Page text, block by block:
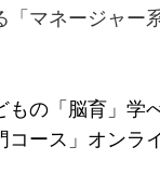
「マネージャー
もの「脳育」
コース」オンラ